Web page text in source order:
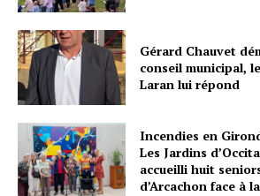
Gérard Chauvet
conseil municipal,
Laran lui répond
Incendies en
Les Jardins
accueilli huit
d’Arcachon face à